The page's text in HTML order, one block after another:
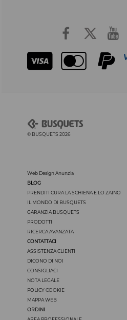
© BUSQUETS 2026
Web Design Anunzia
BLOG
PRENDITI CURA LA SCHIENA E LO ZAINO
IL MONDO DI BUSQUETS
GARANZIA BUSQUETS
PRODOTTI
RICERCA AVANZATA
CONTATTACI
ASSISTENZA CLIENTI
DICONO DI NOI
CONSIGLIACI
NOTA LEGALE
POLICY COOKIE
MAPPA WEB
ORDINI